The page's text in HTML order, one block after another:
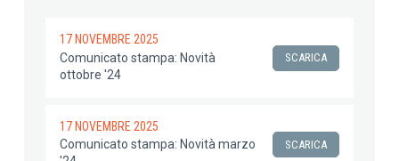
17 NOVEMBRE 2025
Comunicato stampa: Novità
ottobre '24
SCARICA
17 NOVEMBRE 2025
Comunicato stampa: Novità marzo
SCARICA